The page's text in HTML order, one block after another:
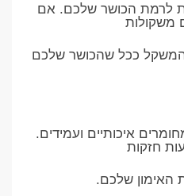
לרמת הכושר שלכם. אם
משקולות
ככל שהכושר שלכם
איכותיים ועמידים.
חזקות
האימון שלכם.